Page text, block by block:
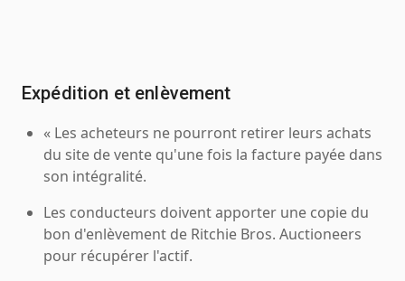
Expédition et enlèvement
« Les acheteurs ne pourront retirer leurs achats
du site de vente qu'une fois la facture payée dans
son intégralité.
Les conducteurs doivent apporter une copie du
bon d'enlèvement de Ritchie Bros. Auctioneers
pour récupérer l'actif.